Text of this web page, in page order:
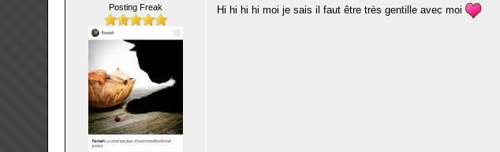
Posting Freak Hi hi hi hi moi je sais il faut être très gentille avec moi